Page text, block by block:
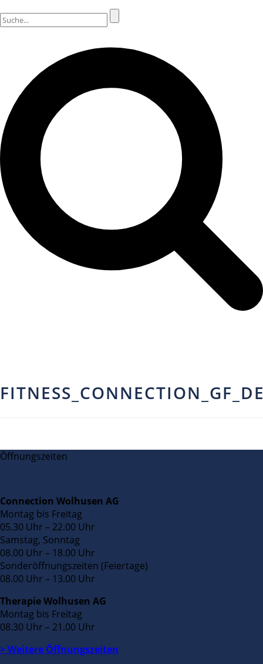
Öffnungszeiten
Connection Wolhusen AG
Montag bis Freitag
05.30 Uhr – 22.00 Uhr
Samstag, Sonntag
08.00 Uhr – 18.00 Uhr
Sonderöffnungszeiten (Feiertage)
08.00 Uhr – 13.00 Uhr
Therapie Wolhusen AG
Montag bis Freitag
08.30 Uhr – 21.00 Uhr
> Weitere Öffnungszeiten